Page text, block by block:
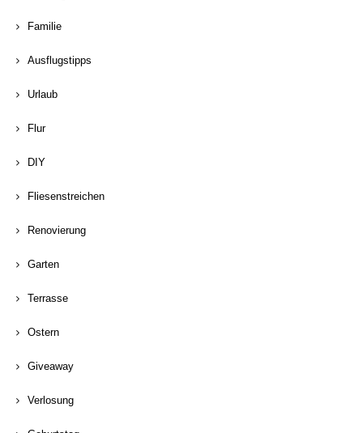
Familie
Ausflugstipps
Urlaub
Flur
DIY
Fliesenstreichen
Renovierung
Garten
Terrasse
Ostern
Giveaway
Verlosung